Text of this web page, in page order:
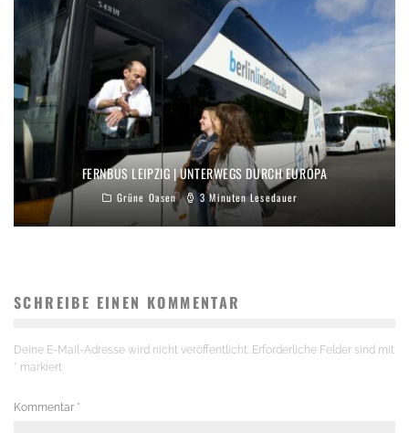
FERNBUS LEIPZIG | UNTERWEGS DURCH EUROPA
Grüne Oasen 3 Minuten Lesedauer
SCHREIBE EINEN KOMMENTAR
Deine E-Mail-Adresse wird nicht veröffentlicht. Erforderliche Felder sind mit
* markiert
Kommentar *